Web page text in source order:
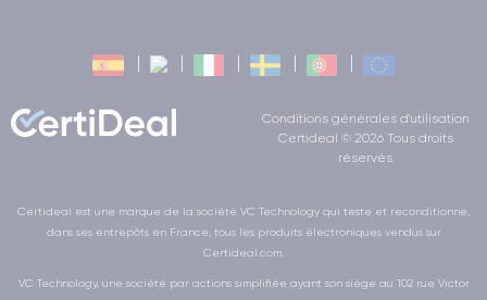
Conditions générales d'utilisation
Certideal © 2026 Tous droits
réservés
Certideal est une marque de la société VC Technology qui teste et reconditionne,
dans ses entrepôts en France, tous les produits électroniques vendus sur
Certideal.com.
VC Technology, une société par actions simplifiée ayant son siège au 102 rue Victor